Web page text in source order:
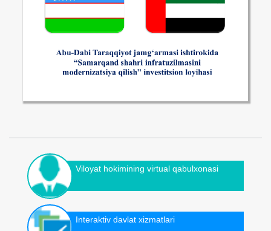
Viloyat hokimining virtual qabulxonasi
Interaktiv davlat xizmatlari